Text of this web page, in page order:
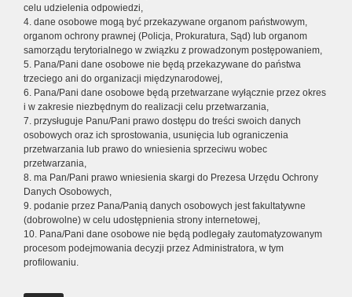
celu udzielenia odpowiedzi,
4. dane osobowe mogą być przekazywane organom państwowym,
organom ochrony prawnej (Policja, Prokuratura, Sąd) lub organom
samorządu terytorialnego w związku z prowadzonym postępowaniem,
5. Pana/Pani dane osobowe nie będą przekazywane do państwa
trzeciego ani do organizacji międzynarodowej,
6. Pana/Pani dane osobowe będą przetwarzane wyłącznie przez okres
i w zakresie niezbędnym do realizacji celu przetwarzania,
7. przysługuje Panu/Pani prawo dostępu do treści swoich danych
osobowych oraz ich sprostowania, usunięcia lub ograniczenia
przetwarzania lub prawo do wniesienia sprzeciwu wobec
przetwarzania,
8. ma Pan/Pani prawo wniesienia skargi do Prezesa Urzędu Ochrony
Danych Osobowych,
9. podanie przez Pana/Panią danych osobowych jest fakultatywne
(dobrowolne) w celu udostępnienia strony internetowej,
10. Pana/Pani dane osobowe nie będą podlegały zautomatyzowanym
procesom podejmowania decyzji przez Administratora, w tym
profilowaniu.